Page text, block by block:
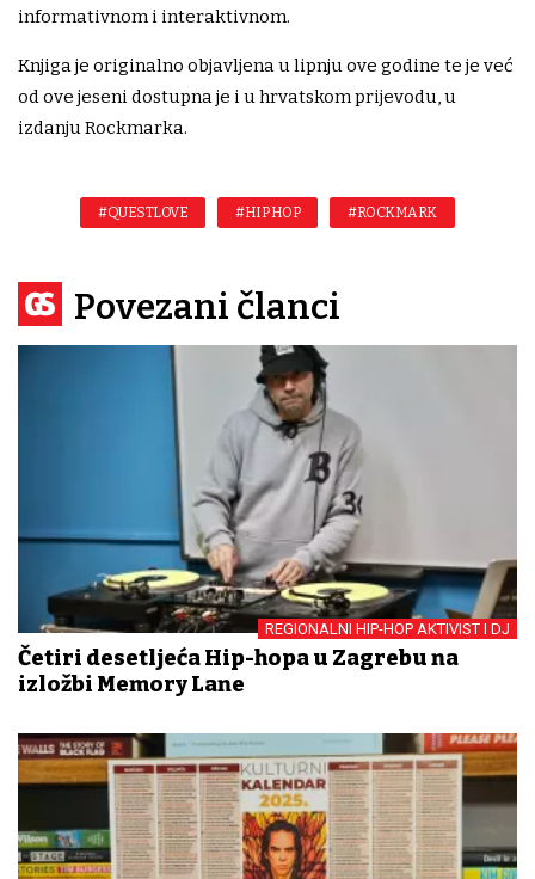
informativnom i interaktivnom.
Knjiga je originalno objavljena u lipnju ove godine te je već
od ove jeseni dostupna je i u hrvatskom prijevodu, u
izdanju Rockmarka.
#QUESTLOVE #HIP HOP #ROCKMARK
Povezani članci
REGIONALNI HIP-HOP AKTIVIST I DJ
Četiri desetljeća Hip-hopa u Zagrebu na
izložbi Memory Lane